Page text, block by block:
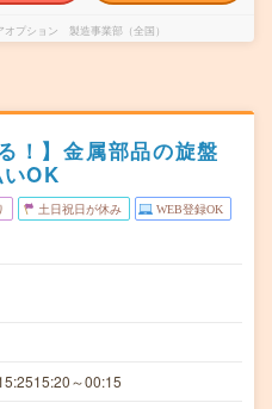
オプション 製造事業部（全国）
！】金属部品の旋盤
OK
土日祝日が休み WEB登録OK
～00:15